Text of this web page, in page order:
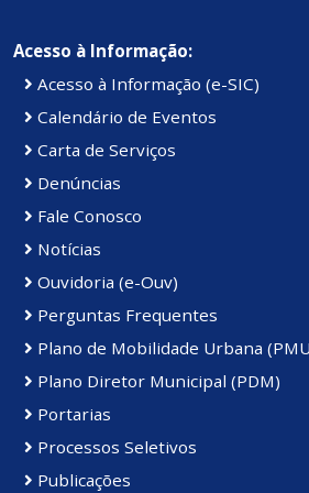
Acesso à Informação:
Acesso à Informação (e-SIC)
Calendário de Eventos
Carta de Serviços
Denúncias
Fale Conosco
Notícias
Ouvidoria (e-Ouv)
Perguntas Frequentes
Plano de Mobilidade Urbana
Plano Diretor Municipal (PDM)
Portarias
Processos Seletivos
Publicações